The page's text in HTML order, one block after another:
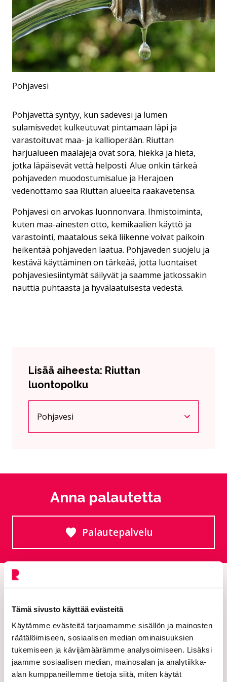
Tämä sivusto käyttää evästeitä
Käytämme evästeitä tarjoamamme sisällön ja mainosten
räätälöimiseen, sosiaalisen median ominaisuuksien
tukemiseen ja kävijämäärämme analysoimiseen. Lisäksi
jaamme sosiaalisen median, mainosalan ja analytiikka-
alan kumppaneillemme tietoja siitä, miten käytät
Pohjavesi
Pohjavettä syntyy, kun sadevesi ja lumen
sulamisvedet kulkeutuvat pintamaan läpi ja
varastoituvat maa- ja kallioperään. Riuttan
harjualueen maalajeja ovat sora, hiekka ja hieta,
jotka läpäisevät vettä helposti. Alue onkin tärkeä
pohjaveden muodostumisalue ja Herajoen
vedenottamo saa Riuttan alueelta raakavetensä.
Pohjavesi on arvokas luonnonvara. Ihmistoiminta,
kuten maa-ainesten otto, kemikaalien käyttö ja
varastointi, maatalous sekä liikenne voivat paikoin
heikentää pohjaveden laatua. Pohjaveden suojelu ja
kestävä käyttäminen on tärkeää, jotta luontaiset
pohjavesiesiintymät säilyvät ja saamme jatkossakin
nauttia puhtaasta ja hyvälaatuisesta vedestä.
Lisää aiheesta: Riuttan
luontopolku
Nykyinen sivu
Pohjavesi
Klikkaa käyttääksesi valikkoa
Anna palautetta
Palautepalvelu
Siirtyy ulkoiselle
Riihimäen kaupunki